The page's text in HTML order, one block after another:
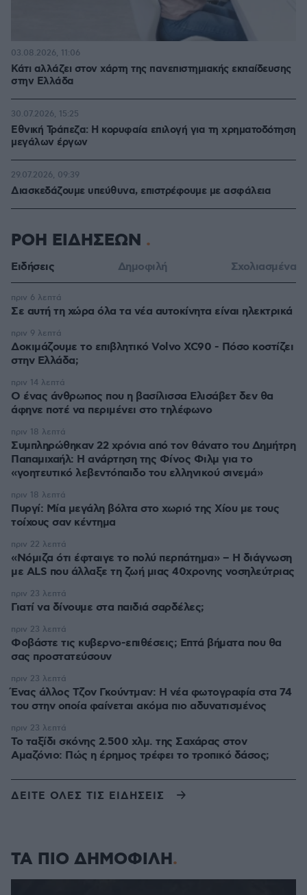
Κάτι αλλάζει στον χάρτη της πανεπιστημιακής εκπαίδευσης
στην Ελλάδα
03.08.2026, 11:06
Εθνική Τράπεζα: Η κορυφαία επιλογή για τη χρηματοδότηση
μεγάλων έργων
30.07.2026, 15:25
Διασκεδάζουμε υπεύθυνα, επιστρέφουμε με ασφάλεια
29.07.2026, 09:39
ΡΟΗ ΕΙΔΗΣΕΩΝ
Ειδήσεις Δημοφιλή Σχολιασμένα
Σε αυτή τη χώρα όλα τα νέα αυτοκίνητα είναι ηλεκτρικά
πριν 6 λεπτά
Δοκιμάζουμε το επιβλητικό Volvo XC90 - Πόσο κοστίζει
στην Ελλάδα;
πριν 9 λεπτά
Ο ένας άνθρωπος που η βασίλισσα Ελισάβετ δεν θα
άφηνε ποτέ να περιμένει στο τηλέφωνο
πριν 14 λεπτά
Συμπληρώθηκαν 22 χρόνια από τον θάνατο του Δημήτρη
Παπαμιχαήλ: Η ανάρτηση της Φίνος Φιλμ για το
«γοητευτικό λεβεντόπαιδο του ελληνικού σινεμά»
πριν 18 λεπτά
Πυργί: Mία μεγάλη βόλτα στο χωριό της Χίου με τους
τοίχους σαν κέντημα
πριν 18 λεπτά
«Νόμιζα ότι έφταιγε το πολύ περπάτημα» – Η διάγνωση
με ALS που άλλαξε τη ζωή μιας 40χρονης νοσηλεύτριας
πριν 22 λεπτά
Γιατί να δίνουμε στα παιδιά σαρδέλες;
πριν 23 λεπτά
Φοβάστε τις κυβερνο-επιθέσεις; Επτά βήματα που θα
σας προστατεύσουν
πριν 23 λεπτά
Ένας άλλος Τζον Γκούντμαν: H νέα φωτογραφία στα 74
του στην οποία φαίνεται ακόμα πιο αδυνατισμένος
πριν 23 λεπτά
Το ταξίδι σκόνης 2.500 χλμ. της Σαχάρας στον
Αμαζόνιο: Πώς η έρημος τρέφει το τροπικό δάσος;
πριν 23 λεπτά
ΔΕΙΤΕ ΟΛΕΣ ΤΙΣ ΕΙΔΗΣΕΙΣ
ΤΑ ΠΙΟ ΔΗΜΟΦΙΛΗ